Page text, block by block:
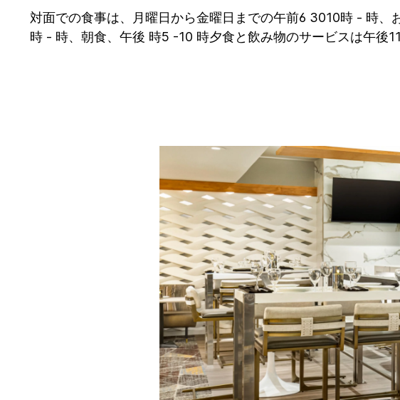
対面での食事は、月曜日から金曜日までの午前6 3010時 - 時、
時 - 時、朝食、午後 時5 -10 時夕食と飲み物のサービスは午後